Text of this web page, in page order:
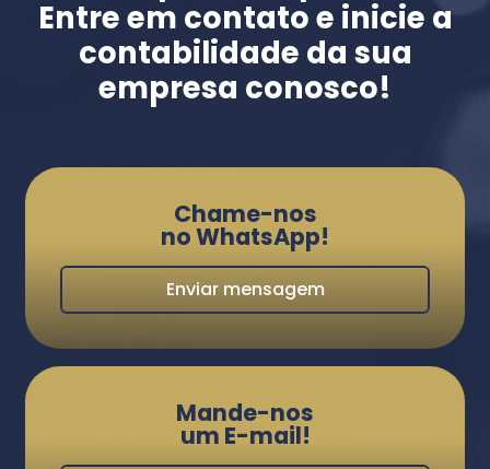
Entre em contato e inicie a
contabilidade da sua
empresa conosco!
Chame-nos
no WhatsApp!
Enviar mensagem
Mande-nos
um E-mail!